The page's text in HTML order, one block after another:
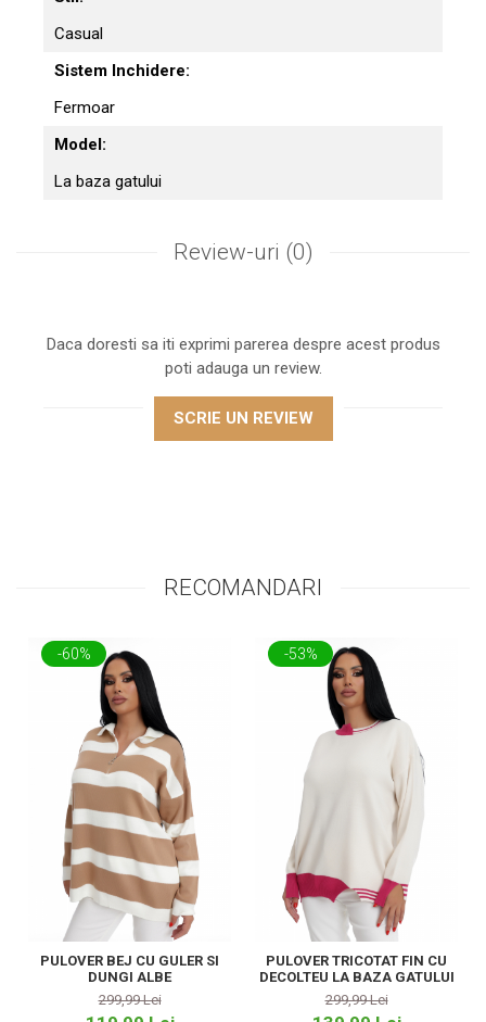
Casual
Sistem Inchidere:
Fermoar
Model:
La baza gatului
Review-uri (0)
Daca doresti sa iti exprimi parerea despre acest produs
poti adauga un review.
SCRIE UN REVIEW
RECOMANDARI
-60%
PULOVER BEJ CU GULER SI
DUNGI ALBE
299,99 Lei
-53%
PULOVER TRICOTAT FIN CU
DECOLTEU LA BAZA GATULUI
299,99 Lei